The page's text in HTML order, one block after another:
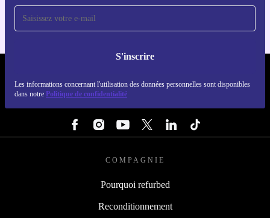
S'inscrire
Les informations concernant l'utilisation des données personnelles sont disponibles
dans notre Politique de confidentialité
COMPAGNIE
Pourquoi refurbed
Reconditionnement